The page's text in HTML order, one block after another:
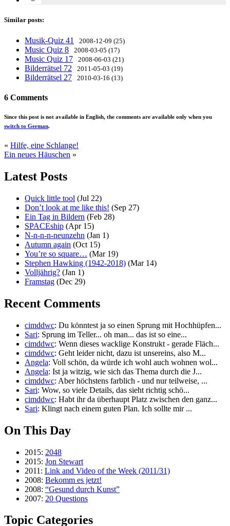
Similar posts:
Musik-Quiz 41 2008-12-09 (25)
Music Quiz 8 2008-03-05 (17)
Music Quiz 17 2008-06-03 (21)
Bilderrätsel 72 2011-05-03 (19)
Bilderrätsel 27 2010-03-16 (13)
6 Comments
Since this post is not available in English, the comments are available only when you
switch to German.
« Hilfe, eine Schlange!
Ein neues Häuschen »
Latest Posts
Quick little tool (Jul 22)
Don’t look at me like this! (Sep 27)
Ein Tag in Bildern (Feb 28)
SPACEship (Apr 15)
N-n-n-n-neunzehn (Jan 1)
Autumn again (Oct 15)
You’re so square… (Mar 19)
Stephen Hawking (1942-2018) (Mar 14)
Volljährig? (Jan 1)
Framstag (Dec 29)
Recent Comments
cimddwc: Du könntest ja so einen Sprung mit Hochhüpfen...
Sari: Sprung im Teller... oh man... das ist so eine...
cimddwc: Wenn dieses wacklige Konstrukt - gerade Fläch...
cimddwc: Geht leider nicht, dazu ist unsereins, also M...
Angela: Voll schön, da würde ich wohl auch wohnen wol...
Angela: Ist ja witzig, wie sich das Thema durch die J...
cimddwc: Aber höchstens farblich - und nur teilweise, ...
Sari: Wow, so viele Details, das sieht richtig schö...
cimddwc: Habt ihr da überhaupt Platz zwischen den ganz...
Sari: Klingt nach einem guten Plan. Ich sollte mir ...
On This Day
2015: 2048
2015: Jon Stewart
2011: Link and Video of the Week (2011/31)
2008: Bekomm es jetzt!
2008: “Gesund durch Kunst”
2007: 20 Questions
Topic Categories